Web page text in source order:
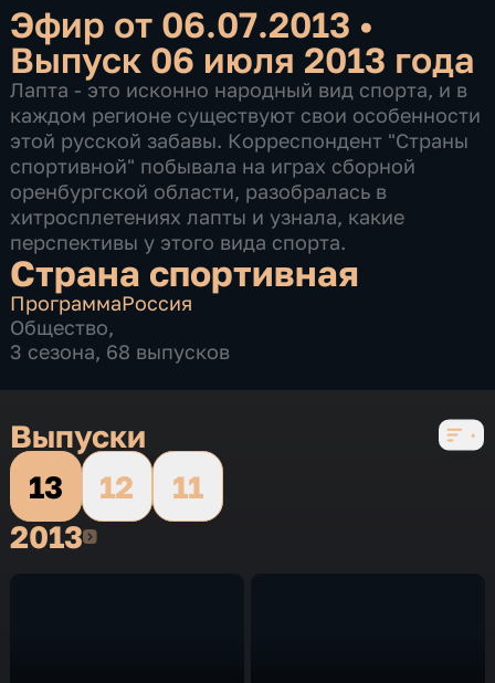
Эфир от 06.07.2013 •
Выпуск 06 июля 2013 года
Лапта - это исконно народный вид спорта, и в
каждом регионе существуют свои особенности
этой русской забавы. Корреспондент "Страны
спортивной" побывала на играх сборной
оренбургской области, разобралась в
хитросплетениях лапты и узнала, какие
перспективы у этого вида спорта.
Страна спортивная
ПрограммаРоссия
Общество,
3 сезона, 68 выпусков
Выпуски
13
12
11
20132013